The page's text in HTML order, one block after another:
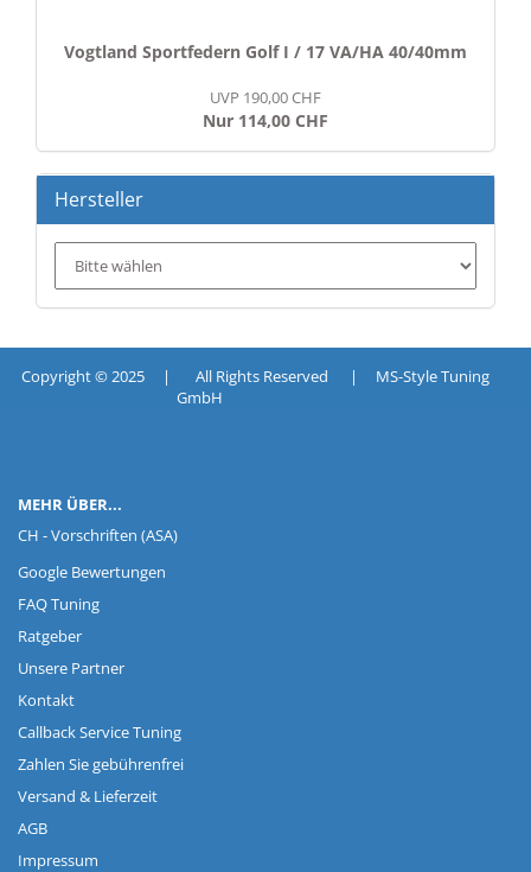
Vogtland Sportfedern Golf I / 17 VA/HA 40/40mm
UVP 190,00 CHF
Nur 114,00 CHF
Hersteller
Copyright © 2025 | All Rights Reserved | MS-Style Tuning
GmbH
MEHR ÜBER...
CH - Vorschriften (ASA)
Google Bewertungen
FAQ Tuning
Ratgeber
Unsere Partner
Kontakt
Callback Service Tuning
Zahlen Sie gebührenfrei
Versand & Lieferzeit
AGB
Impressum